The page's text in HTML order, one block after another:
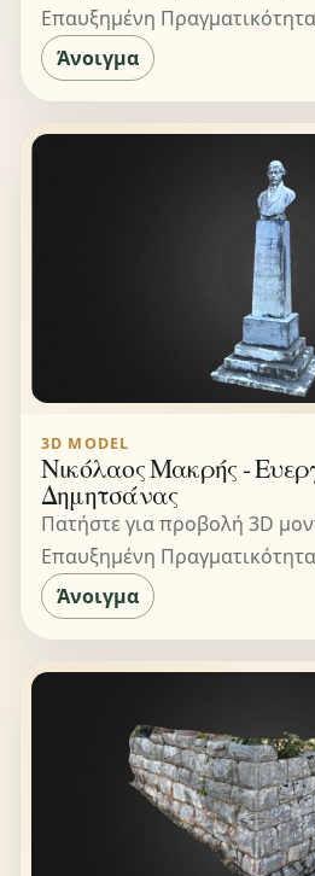
Επαυξημένη
Άνοιγμα
3D MODEL
Νικόλαος Μακρής -
Δημητσάνας
Πατήστε για προβολή 3D
Επαυξημένη
Άνοιγμα